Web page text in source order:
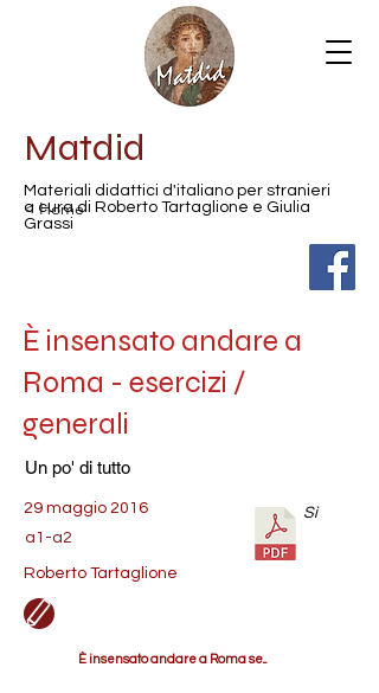
Matdid
Materiali didattici d'italiano per stranieri
a cura di Roberto Tartaglione e Giulia
Grassi
< Home
È insensato andare a
Roma - esercizi /
generali
Un po' di tutto
29 maggio 2016
a1-a2
Roberto Tartaglione
Sì
È insensato andare a Roma se...